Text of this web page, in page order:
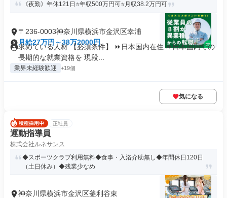
《夜勤》年休121日⭐年収500万円可⭐月収38.2万円可
〒236-0003神奈川県横浜市金沢区幸浦
月給27万円～38万2000円
求めている人材 【必須条件】 ⏩日本国内在住 ⏩日本国内での
長期的な就業資格を 現段...
業界未経験歓迎 +19個
気になる
正社員
運動指導員
株式会社ルネサンス
◆スポーツクラブ利用無料◆食事・入浴介助無し◆年間休日120日
（土日休み）◆残業少なめ
神奈川県横浜市金沢区釜利谷東